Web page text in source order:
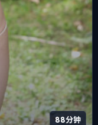
88分钟